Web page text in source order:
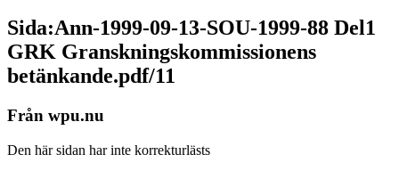
Sida:Ann-1999-09-13-SOU-1999-88 Del1
GRK Granskningskommissionens
betänkande.pdf/11
Från wpu.nu
Den här sidan har inte korrekturlästs